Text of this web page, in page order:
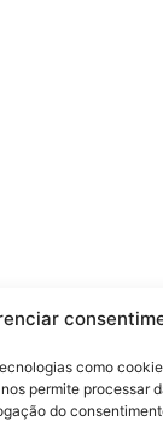
como
permite processar
do